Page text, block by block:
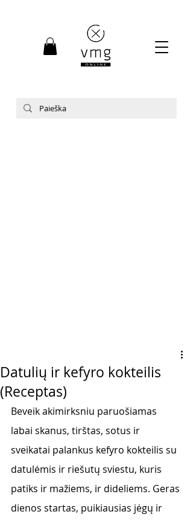
Datulių ir kefyro kokteilis
(Receptas)
Beveik akimirksniu paruošiamas
labai skanus, tirštas, sotus ir
sveikatai palankus kefyro kokteilis su
datulėmis ir riešutų sviestu, kuris
patiks ir mažiems, ir dideliems. Geras
dienos startas, puikiausias jėgų ir